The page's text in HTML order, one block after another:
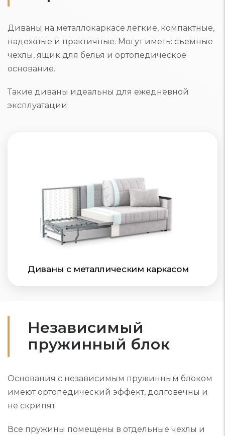
Диваны на металлокаркасе легкие, компактные,
надежные и практичные. Могут иметь: съемные
чехлы, ящик для белья и ортопедическое
основание.
Такие диваны идеальны для ежедневной
эксплуатации.
Диваны с металлическим каркасом
Независимый
пружинный блок
Основания с независимым пружинным блоком
имеют ортопедический эффект, долговечны и
не скрипят.
Все пружины помещены в отдельные чехлы и